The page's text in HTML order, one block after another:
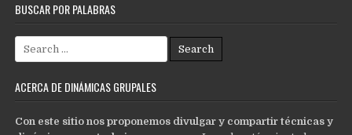
BUSCAR POR PALABRAS
Search
for:
ACERCA DE DINÁMICAS GRUPALES
Con este sitio nos proponemos divulgar y compartir técnicas y